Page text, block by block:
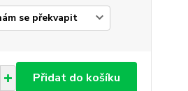
Přidat do košíku